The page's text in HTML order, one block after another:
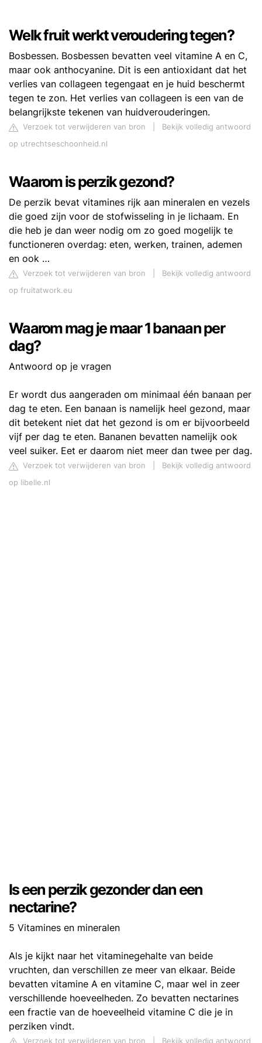
Welk fruit werkt veroudering tegen?
Bosbessen. Bosbessen bevatten veel vitamine A en C,
maar ook anthocyanine. Dit is een antioxidant dat het
verlies van collageen tegengaat en je huid beschermt
tegen te zon. Het verlies van collageen is een van de
belangrijkste tekenen van huidverouderingen.
Verzoek tot verwijderen van bron
Bekijk volledig antwoord
op utrechtseschoonheid.nl
Waarom is perzik gezond?
De perzik bevat vitamines rijk aan mineralen en vezels
die goed zijn voor de stofwisseling in je lichaam. En
die heb je dan weer nodig om zo goed mogelijk te
functioneren overdag: eten, werken, trainen, ademen
en ook …
Verzoek tot verwijderen van bron
Bekijk volledig antwoord
op fruitatwork.eu
Waarom mag je maar 1 banaan per
dag?
Antwoord op je vragen
Er wordt dus aangeraden om minimaal één banaan per
dag te eten. Een banaan is namelijk heel gezond, maar
dit betekent niet dat het gezond is om er bijvoorbeeld
vijf per dag te eten. Bananen bevatten namelijk ook
veel suiker. Eet er daarom niet meer dan twee per dag.
Verzoek tot verwijderen van bron
Bekijk volledig antwoord
op libelle.nl
Is een perzik gezonder dan een
nectarine?
5 Vitamines en mineralen
Als je kijkt naar het vitaminegehalte van beide
vruchten, dan verschillen ze meer van elkaar. Beide
bevatten vitamine A en vitamine C, maar wel in zeer
verschillende hoeveelheden. Zo bevatten nectarines
een fractie van de hoeveelheid vitamine C die je in
perziken vindt.
Verzoek tot verwijderen van bron Bekijk volledig antwoord